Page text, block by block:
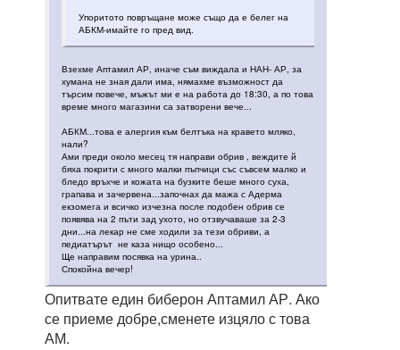
Упоритото повръщане може също да е белег на
АБКМ-имайте го пред вид.
Взехме Аптамил АР, иначе съм виждала и НАН- АР, за
хумана не зная дали има, нямахме възможност да
търсим повече, мъжът ми е на работа до 18:30, а по това
време много магазини са затворени вече...
АБКМ...това е алергия към белтъка на кравето мляко,
нали?
Ами преди около месец тя направи обрив , веждите й
бяха покрити с много малки пъпчици със съвсем малко и
бледо връхче и кожата на бузките беше много суха,
грапава и зачервена...започнах да мажа с Адерма
екзомега и всичко изчезна после подобен обрив се
появява на 2 пъти зад ухото, но отзвучаваше за 2-3
дни...на лекар не сме ходили за тези обриви, а
педиатърът не каза нищо особено...
Ще направим посявка на урина..
Спокойна вечер!
Опитвате един биберон Аптамил АР. Ако
се приеме добре,сменете изцяло с това
АМ.